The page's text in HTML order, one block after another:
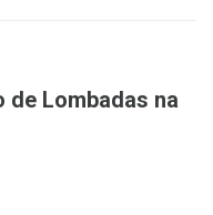
de Lombadas na